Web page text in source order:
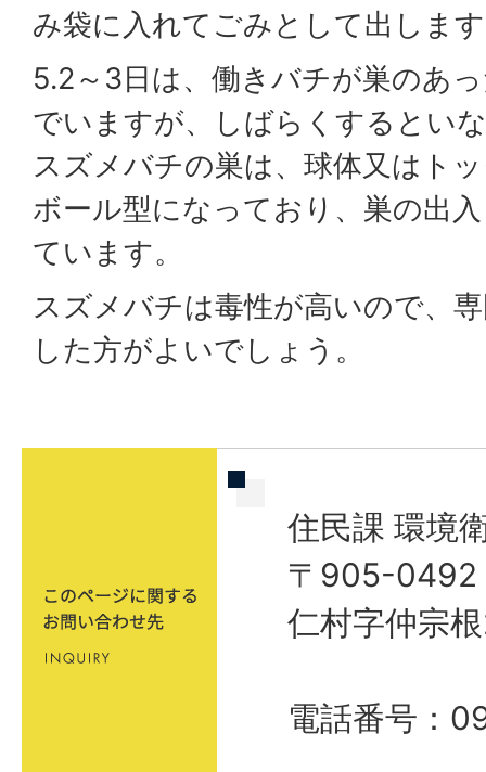
み袋に入れてごみとして出しま
5.2～3日は、働きバチが巣のあ
でいますが、しばらくするとい
スズメバチの巣は、球体又はト
ボール型になっており、巣の出
ています。
スズメバチは毒性が高いので、
した方がよいでしょう。
住民課 環境
〒905-0492
仁村字仲宗
電話番号：